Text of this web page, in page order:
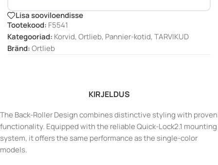
Lisa sooviloendisse
Tootekood: F5541
Kategooriad: Korvid,Ortlieb, Pannier-kotid,TARVIKUD
Bränd:Ortlieb
KIRJELDUS
The Back-Roller Design combines distinctive styling with proven
functionality. Equipped with the reliable Quick-Lock2.1 mounting
system, it offers the same performance as the single-color
models.